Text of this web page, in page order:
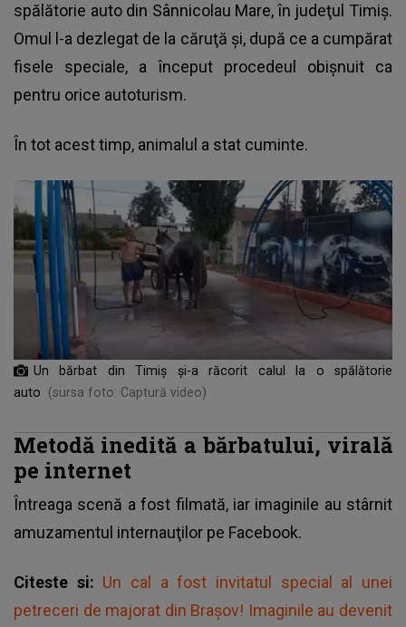
spălătorie autodin Sânnicolau Mare, în judeţul Timiş.
Omul l-a dezlegat de la căruţă şi, după ce a cumpărat
fisele speciale, a început procedeul obişnuit ca
pentru orice autoturism.
În tot acest timp, animalul a stat cuminte.
Un bărbat din Timiș și-a răcorit calul la o spălătorie
auto
(sursa foto: Captură video)
Metodă inedită a bărbatului, virală
pe internet
Întreaga scenă a fost filmată, iar imaginile au stârnit
amuzamentul internauţilor pe Facebook.
Citeste si: Un cal a fost invitatul special al unei
petreceri de majorat din Brașov! Imaginile au devenit